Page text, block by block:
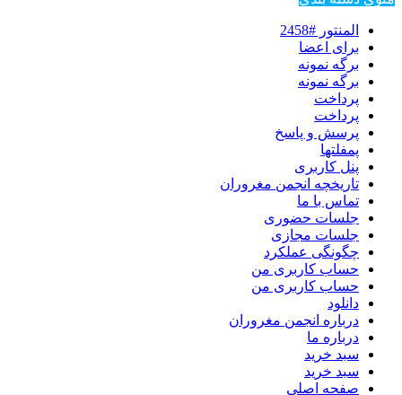
المنتور #2458
برای اعضا
برگه نمونه
برگه نمونه
پرداخت
پرداخت
پرسش و پاسخ
پمفلتها
پنل کاربری
تاریخچه انجمن مغروران
تماس با ما
جلسات حضوری
جلسات مجازی
چگونگی عملکرد
حساب کاربری من
حساب کاربری من
دانلود
درباره انجمن مغروران
درباره ما
سبد خرید
سبد خرید
صفحه اصلی